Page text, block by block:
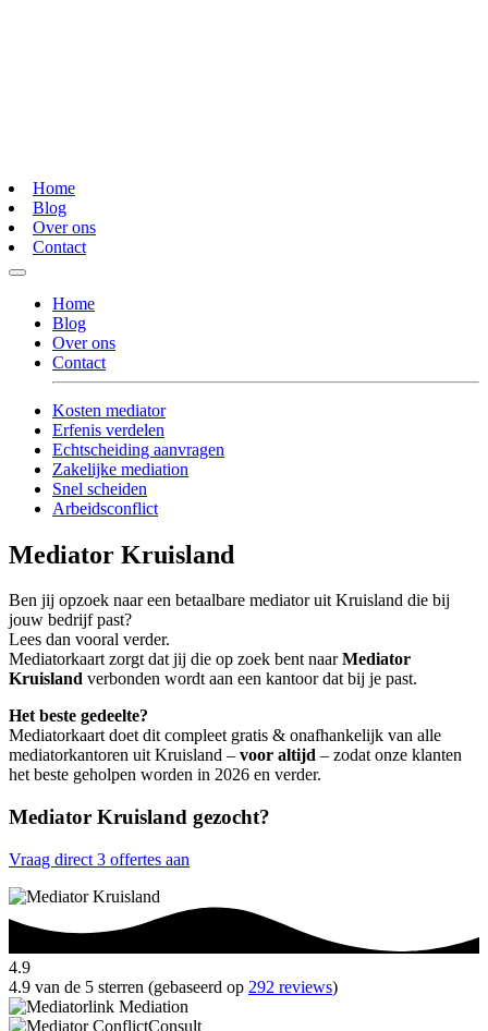
Home
Blog
Over ons
Contact
Home
Blog
Over ons
Contact
Kosten mediator
Erfenis verdelen
Echtscheiding aanvragen
Zakelijke mediation
Snel scheiden
Arbeidsconflict
Mediator Kruisland
Ben jij opzoek naar een betaalbare mediator uit Kruisland die bij
jouw bedrijf past?
Lees dan vooral verder.
Mediatorkaart zorgt dat jij die op zoek bent naarMediator
Kruisland verbonden wordt aan een kantoor dat bij je past.
Het beste gedeelte?
Mediatorkaart doet dit compleet gratis & onafhankelijk van alle
mediatorkantoren uit Kruisland – voor altijd – zodat onze klanten
het beste geholpen worden in 2026 en verder.
Mediator Kruisland gezocht?
Vraag direct 3 offertes aan
4.9
4.9 van de 5 sterren (gebaseerd op 292 reviews)